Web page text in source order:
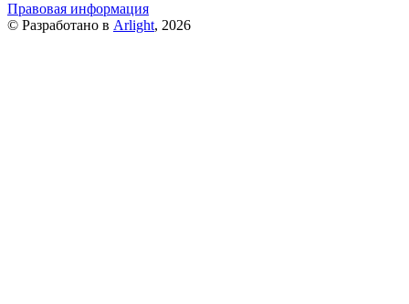
Правовая информация
© Разработано в Arlight, 2026